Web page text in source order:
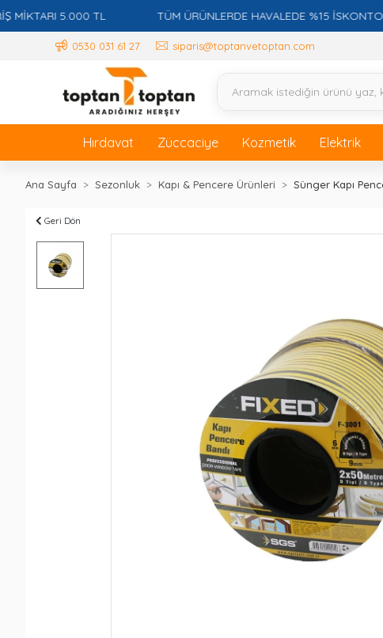
5.000 TL TÜM ÜRÜNLERDE HAVALEDE %15 İSKONTO +
0530 031 61 27 siparis@toptanvetoptan.com
Hırdavat Züccaciye Kozmetik Elektrik
Ana Sayfa Sezonluk Kapı & Pencere Ürünleri Sünger Kapı
Geri Dön